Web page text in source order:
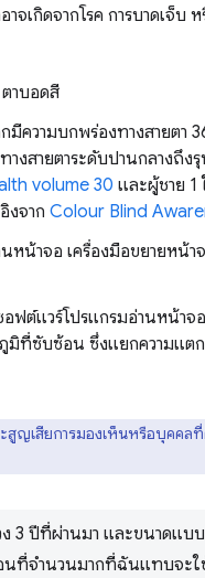
จเกิดจากโรค การบาดเจ็บ
ตาบอดสี
ความบกพร่องทางสายตา
งสายตาระดับปานกลางถึง
volume 30 และผู้ชาย
งจาก Colour Blind
หน้าจอ เครื่องมือขยายหน้
ต์แวร์โปรแกรมอ่านหน้าจ
ที่ซับซ้อน ซึ่งแยกความแตก
ะสูญเสียการมองเห็นหรือบุค
ง 3 ปีที่ผ่านมา และขนาด
จำนวนมากที่ฉันแทบจะใช้